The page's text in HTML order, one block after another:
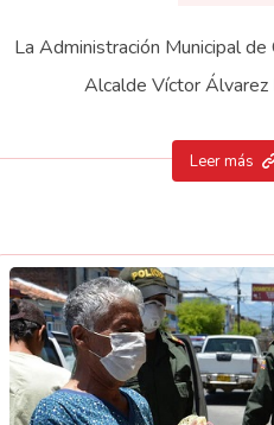
La Administración Municipal
Alcalde Víctor Álvarez
Leer más